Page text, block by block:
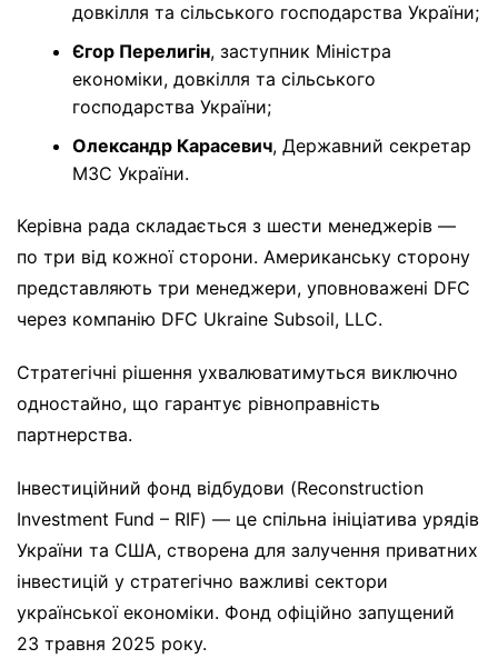
довкілля та сільського господарства України;
Єгор Перелигін, заступник Міністра
економіки, довкілля та сільського
господарства України;
Олександр Карасевич, Державний секретар
МЗС України.
Керівна рада складається з шести менеджерів —
по три від кожної сторони. Американську сторону
представляють три менеджери, уповноважені DFC
через компанію DFC Ukraine Subsoil, LLC.
Стратегічні рішення ухвалюватимуться виключно
одностайно, що гарантує рівноправність
партнерства.
Інвестиційний фонд відбудови (Reconstruction
Investment Fund – RIF) — це спільна ініціатива урядів
України та США, створена для залучення приватних
інвестицій у стратегічно важливі сектори
української економіки. Фонд офіційно запущений
23 травня 2025 року.